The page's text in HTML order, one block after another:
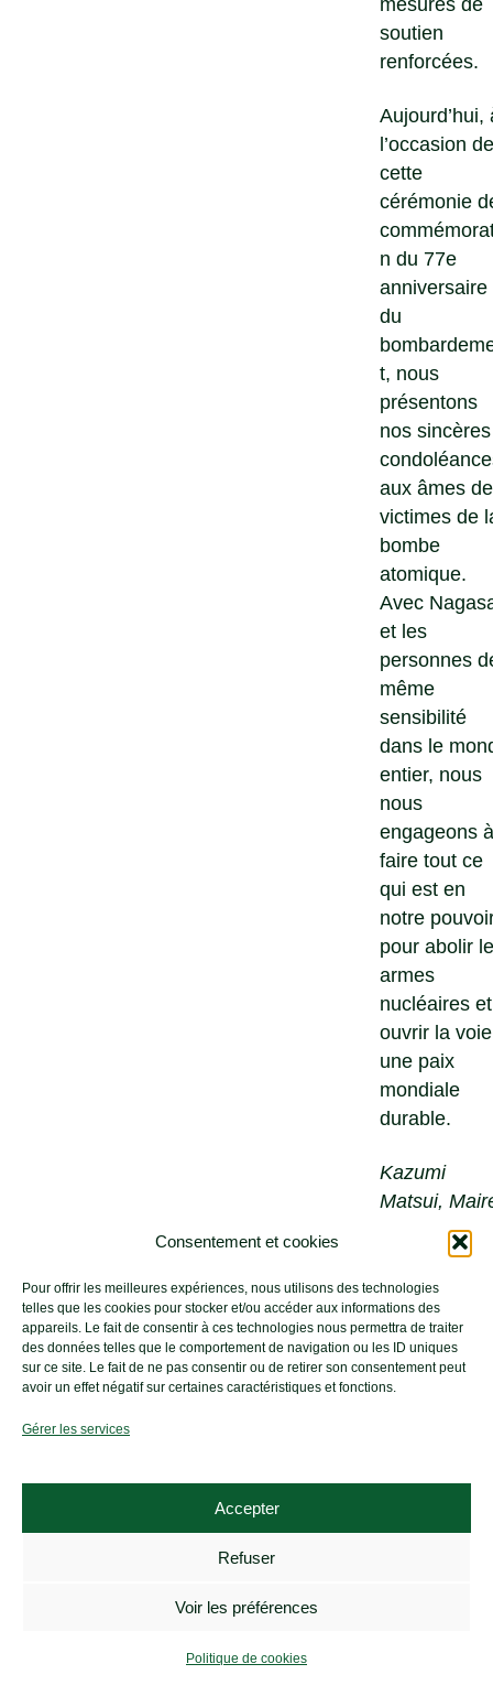
Consentement et cookies
Pour offrir les meilleures expériences, nous utilisons des technologies
telles que les cookies pour stocker et/ou accéder aux informations des
appareils. Le fait de consentir à ces technologies nous permettra de traiter
des données telles que le comportement de navigation ou les ID uniques
sur ce site. Le fait de ne pas consentir ou de retirer son consentement peut
avoir un effet négatif sur certaines caractéristiques et fonctions.
Gérer les services
Accepter
Refuser
Voir les préférences
Politique de cookies
mesures de
soutien
renforcées.
Aujourd’hui,
l’occasion de
cette
cérémonie
n du 77e
anniversaire
du
t, nous
présentons
nos sincères
aux âmes
victimes de
bombe
atomique.
Avec
et les
personnes
même
sensibilité
dans le
entier, nous
nous
engageons à
faire tout ce
qui est en
notre
pour abolir
armes
nucléaires et
ouvrir la
une paix
mondiale
durable.
Kazumi
Matsui,
d’Hiroshima